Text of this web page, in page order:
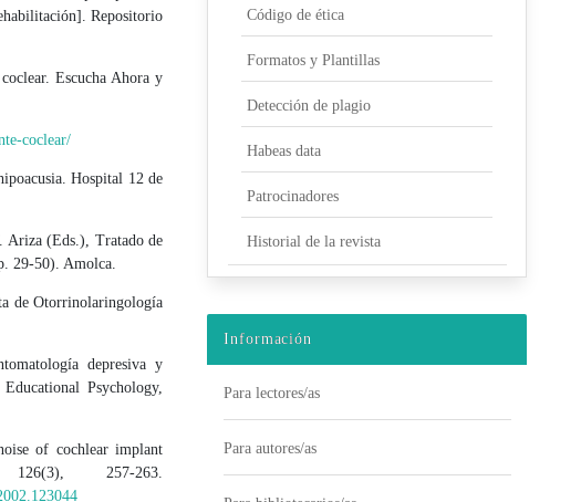
Repositorio
Escucha Ahora y
coclear/
Hospital 12 de
(Eds.), Tratado de
29-50). Amolca.
de Otorrinolaringología
depresiva y
Psychology,
of cochlear implant
257-263.
Código de ética
Formatos y Plantillas
Detección de plagio
Habeas data
Patrocinadores
Historial de la revista
Información
Para lectores/as
Para autores/as